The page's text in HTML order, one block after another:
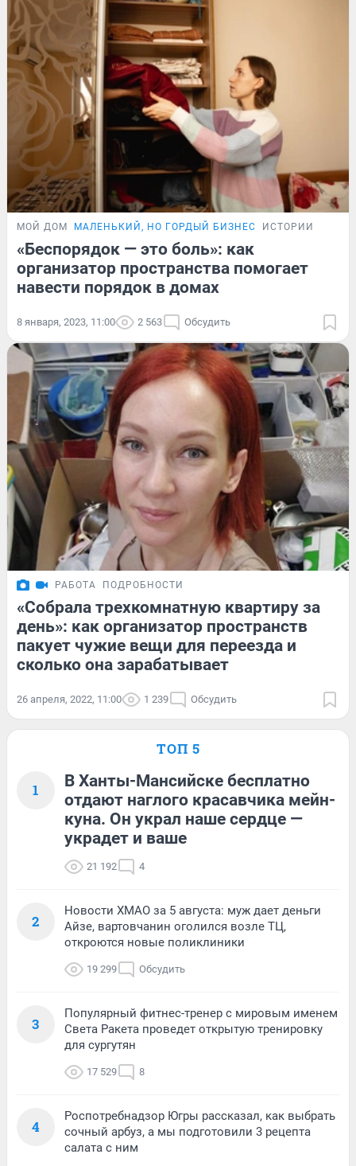
МОЙ ДОМ МАЛЕНЬКИЙ, НО ГОРДЫЙ БИЗНЕС ИСТОРИИ
«Беспорядок — это боль»: как
организатор пространства помогает
навести порядок в домах
8 января, 2023, 11:00 2 563 Обсудить
РАБОТА ПОДРОБНОСТИ
«Собрала трехкомнатную квартиру за
день»: как организатор пространств
пакует чужие вещи для переезда и
сколько она зарабатывает
26 апреля, 2022, 11:00 1 239 Обсудить
ТОП 5
1
В Ханты-Мансийске бесплатно
отдают наглого красавчика мейн-
куна. Он украл наше сердце —
украдет и ваше
21 192 4
2
Новости ХМАО за 5 августа: муж дает деньги
Айзе, вартовчанин оголился возле ТЦ,
откроются новые поликлиники
19 299 Обсудить
3
Популярный фитнес-тренер с мировым именем
Света Ракета проведет открытую тренировку
для сургутян
17 529 8
4
Роспотребнадзор Югры рассказал, как выбрать
сочный арбуз, а мы подготовили 3 рецепта
салата с ним